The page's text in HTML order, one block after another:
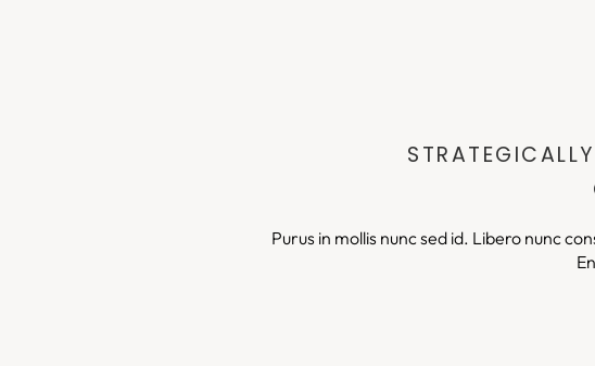
Purus in mollis nunc sed id. Libero nunc